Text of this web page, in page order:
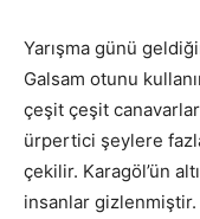
Yarışma günü
Galsam otunu
çeşit çeşit
ürpertici şeylere
çekilir. Karagöl’ün
insanlar